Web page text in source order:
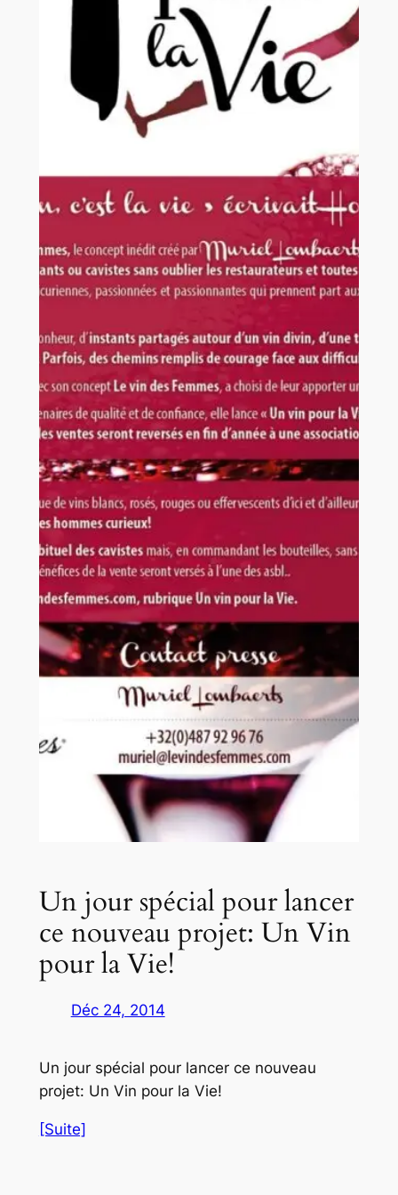
Un jour spécial pour lancer
ce nouveau projet: Un Vin
pour la Vie!
Déc 24, 2014
Un jour spécial pour lancer ce nouveau
projet: Un Vin pour la Vie!
[Suite]